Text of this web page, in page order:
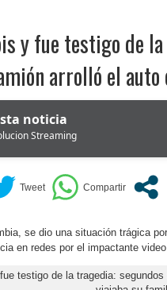
y fue testigo de
arrolló el
noticia
Streaming
se dio una situación trágica
en redes por el impactante